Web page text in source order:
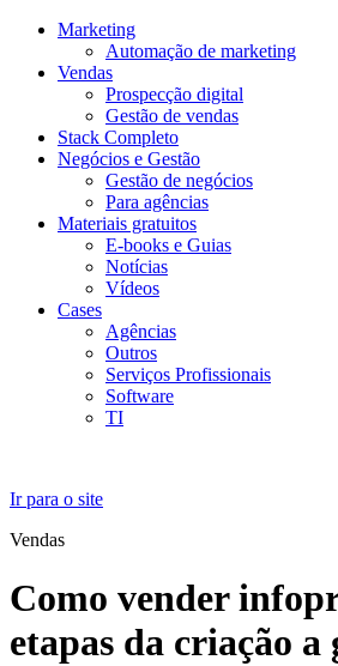
Marketing
Automação de marketing
Vendas
Prospecção digital
Gestão de vendas
Stack Completo
Negócios e Gestão
Gestão de negócios
Para agências
Materiais gratuitos
E-books e Guias
Notícias
Vídeos
Cases
Agências
Outros
Serviços Profissionais
Software
TI
Ir para o site
Vendas
Como vender
etapas da criação a